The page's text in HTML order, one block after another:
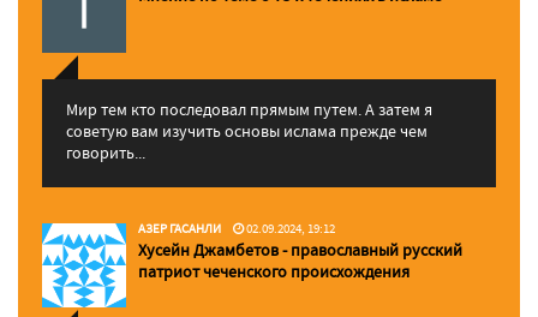
Мир тем кто последовал прямым путем. А затем я
советую вам изучить основы ислама прежде чем
говорить...
АЗЕР ГАСАНЛИ 02.09.2024, 19:12
Хусейн Джамбетов - православный русский
патриот чеченского происхождения